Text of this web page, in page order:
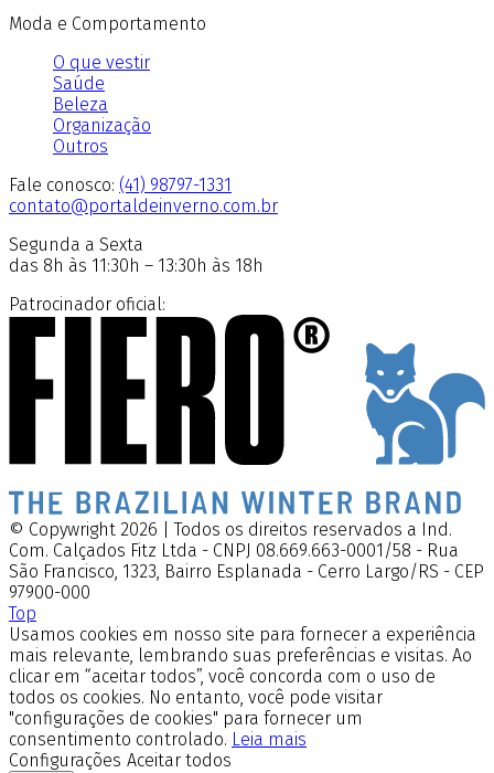
Moda e Comportamento
O que vestir
Saúde
Beleza
Organização
Outros
Fale conosco: (41) 98797-1331
contato@portaldeinverno.com.br
Segunda a Sexta
das 8h às 11:30h – 13:30h às 18h
Patrocinador oficial:
© Copywright 2026 | Todos os direitos reservados a Ind.
Com. Calçados Fitz Ltda - CNPJ 08.669.663-0001/58 - Rua
São Francisco, 1323, Bairro Esplanada - Cerro Largo/RS - CEP
97900-000
Top
Usamos cookies em nosso site para fornecer a experiência
mais relevante, lembrando suas preferências e visitas. Ao
clicar em “aceitar todos”, você concorda com o uso de
todos os cookies. No entanto, você pode visitar
"configurações de cookies" para fornecer um
consentimento controlado. Leia mais
Configurações Aceitar todos